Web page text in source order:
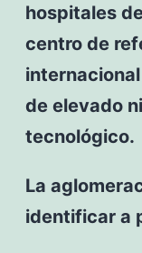
hospitales
centro de
de elevado
tecnológico.
La
identificar a